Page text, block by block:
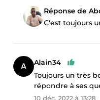
Réponse de
C'est toujours
Alain34
Toujours un très
répondre à ses
10 déc. 2022 à 13:28